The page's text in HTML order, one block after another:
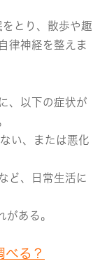
とり、散歩や趣
律神経を整えま
、以下の症状が
い、または悪化
ど、日常生活に
がある。
る？